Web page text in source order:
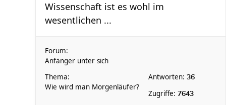
Wissenschaft ist es wohl im
wesentlichen ...
Forum:
Anfänger unter sich
Thema:
Wie wird man Morgenläufer?
Antworten: 36
Zugriffe: 7643